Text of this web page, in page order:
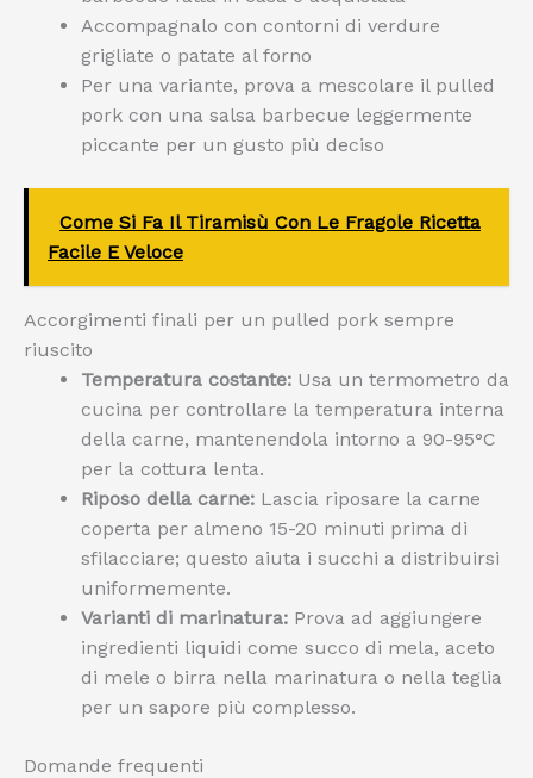
Accompagnalo con contorni di verdure
grigliate o patate al forno
Per una variante, prova a mescolare il pulled
pork con una salsa barbecue leggermente
piccante per un gusto più deciso
Come Si Fa Il Tiramisù Con Le Fragole Ricetta
Facile E Veloce
Accorgimenti finali per un pulled pork sempre
riuscito
Temperatura costante: Usa un termometro da
cucina per controllare la temperatura interna
della carne, mantenendola intorno a 90-95°C
per la cottura lenta.
Riposo della carne: Lascia riposare la carne
coperta per almeno 15-20 minuti prima di
sfilacciare; questo aiuta i succhi a distribuirsi
uniformemente.
Varianti di marinatura: Prova ad aggiungere
ingredienti liquidi come succo di mela, aceto
di mele o birra nella marinatura o nella teglia
per un sapore più complesso.
Domande frequenti